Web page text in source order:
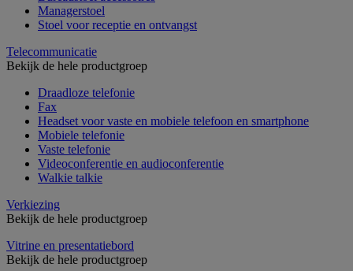
Managerstoel
Stoel voor receptie en ontvangst
Telecommunicatie
Bekijk de hele productgroep
Draadloze telefonie
Fax
Headset voor vaste en mobiele telefoon en smartphone
Mobiele telefonie
Vaste telefonie
Videoconferentie en audioconferentie
Walkie talkie
Verkiezing
Bekijk de hele productgroep
Vitrine en presentatiebord
Bekijk de hele productgroep